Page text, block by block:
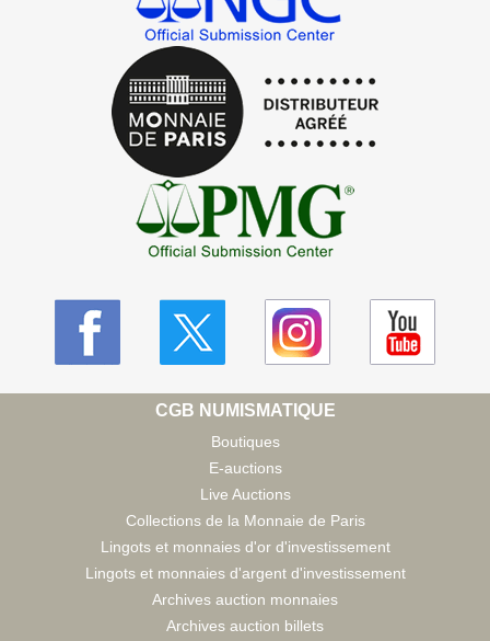
CGB NUMISMATIQUE
Boutiques
E-auctions
Live Auctions
Collections de la Monnaie de Paris
Lingots et monnaies d'or d'investissement
Lingots et monnaies d'argent d'investissement
Archives auction monnaies
Archives auction billets